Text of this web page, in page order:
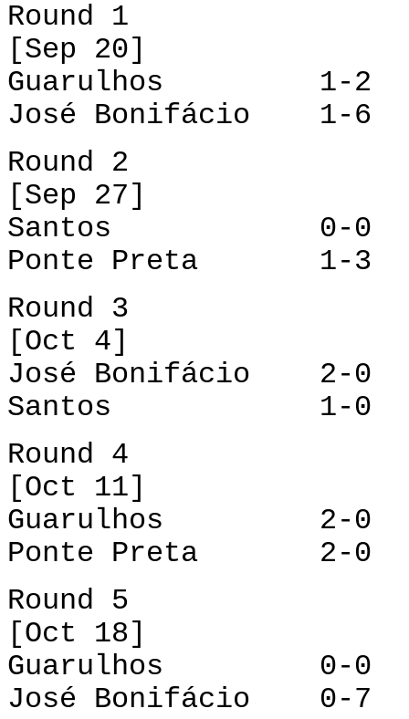
Round 1
[Sep 20]
Guarulhos 1-2
José Bonifácio 1-6
Round 2
[Sep 27]
Santos 0-0
Ponte Preta 1-3
Round 3
[Oct 4]
José Bonifácio 2-0
Santos 1-0
Round 4
[Oct 11]
Guarulhos 2-0
Ponte Preta 2-0
Round 5
[Oct 18]
Guarulhos 0-0
José Bonifácio 0-7